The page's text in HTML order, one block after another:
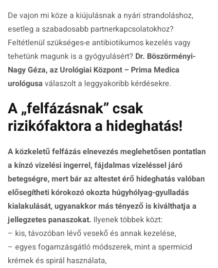
De vajon mi köze a kiújulásnak a nyári strandoláshoz,
esetleg a szabadosabb partnerkapcsolatokhoz?
Feltétlenül szükséges-e antibiotikumos kezelés vagy
tehetünk magunk is a gyógyulásért? Dr. Böszörményi-
Nagy Géza, az Urológiai Központ – Prima Medica
urológusa válaszolt a leggyakoribb kérdésekre.
A „felfázásnak” csak
rizikófaktora a hideghatás!
A közkeletű felfázás elnevezés meglehetősen pontatlan
a kínzó vizelési ingerrel, fájdalmas vizeléssel járó
betegségre, mert bár az altestet érő hideghatás valóban
elősegítheti kórokozó okozta húgyhólyag-gyulladás
kialakulását, ugyanakkor más tényező is kiválthatja a
jellegzetes panaszokat. Ilyenek többek közt:
– kis, távozóban lévő vesekő és annak kezelése,
– egyes fogamzásgátló módszerek, mint a spermicid
krémek és spirál használata,